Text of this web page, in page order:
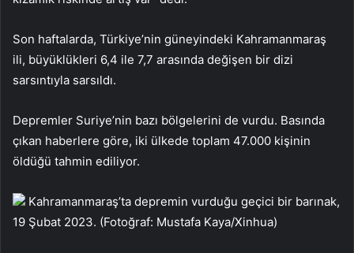
Son haftalarda, Türkiye’nin güneyindeki Kahramanmaraş
ili, büyüklükleri 6,4 ile 7,7 arasında değişen bir dizi
sarsıntıyla sarsıldı.
Depremler Suriye’nin bazı bölgelerini de vurdu. Basında
çıkan haberlere göre, iki ülkede toplam 47.000 kişinin
öldüğü tahmin ediliyor.
Kahramanmaraş’ta depremin vurduğu geçici bir barınak,
19 Şubat 2023. (Fotoğraf: Mustafa Kaya/Xinhua)